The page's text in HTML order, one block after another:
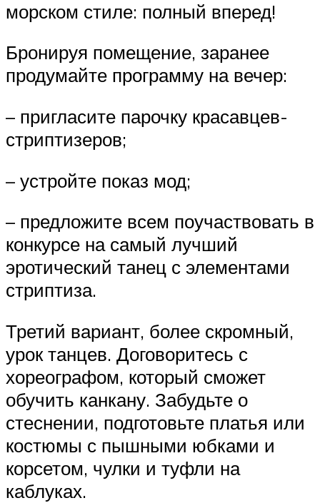
морском стиле: полный вперед!
Бронируя помещение, заранее
продумайте программу на вечер:
– пригласите парочку красавцев-
стриптизеров;
– устройте показ мод;
– предложите всем поучаствовать в
конкурсе на самый лучший
эротический танец с элементами
стриптиза.
Третий вариант, более скромный,
урок танцев. Договоритесь с
хореографом, который сможет
обучить канкану. Забудьте о
стеснении, подготовьте платья или
костюмы с пышными юбками и
корсетом, чулки и туфли на
каблуках.